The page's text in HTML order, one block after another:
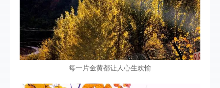
每一片金黄都让人心生欢愉